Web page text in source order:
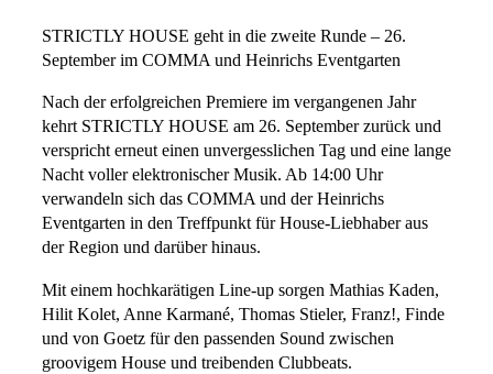
STRICTLY HOUSE geht in die zweite Runde – 26.
September im COMMA und Heinrichs Eventgarten
Nach der erfolgreichen Premiere im vergangenen Jahr
kehrt STRICTLY HOUSE am 26. September zurück und
verspricht erneut einen unvergesslichen Tag und eine lange
Nacht voller elektronischer Musik. Ab 14:00 Uhr
verwandeln sich das COMMA und der Heinrichs
Eventgarten in den Treffpunkt für House-Liebhaber aus
der Region und darüber hinaus.
Mit einem hochkarätigen Line-up sorgen Mathias Kaden,
Hilit Kolet, Anne Karmané, Thomas Stieler, Franz!, Finde
und von Goetz für den passenden Sound zwischen
groovigem House und treibenden Clubbeats.